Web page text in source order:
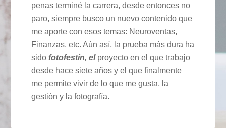
penas terminé la carrera, desde entonces no
paro, siempre busco un nuevo contenido que
me aporte con esos temas: Neuroventas,
Finanzas, etc. Aún así, la prueba más dura ha
sidofotofestín, el proyecto en el que trabajo
desde hace siete años y el que finalmente
me permite vivir de lo que me gusta, la
gestión y la fotografía.